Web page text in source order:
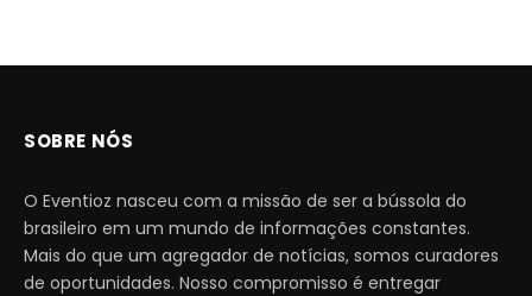
SOBRE NÓS
O Eventioz nasceu com a missão de ser a bússola do
brasileiro em um mundo de informações constantes.
Mais do que um agregador de notícias, somos curadores
de oportunidades. Nosso compromisso é entregar